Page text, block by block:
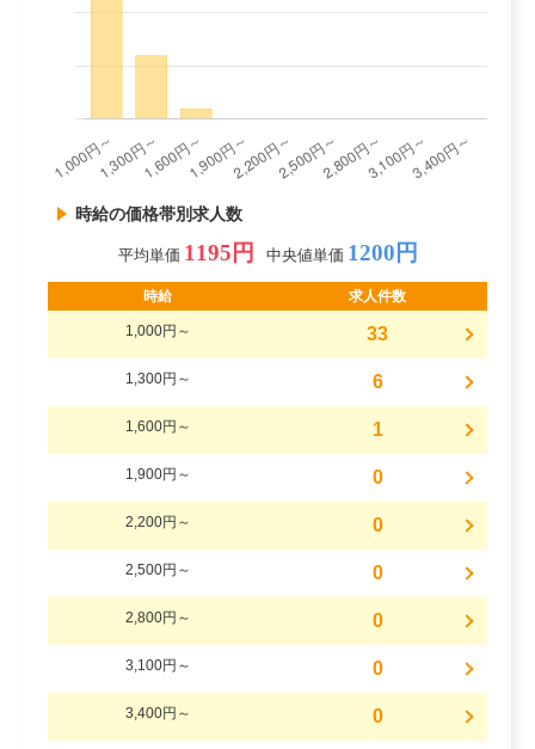
時給の価格帯別求人数
平均単価 1195円 中央値単価 1200円
時給 求人件数
1,000円～ 33
1,300円～ 6
1,600円～ 1
1,900円～ 0
2,200円～ 0
2,500円～ 0
2,800円～ 0
3,100円～ 0
3,400円～ 0